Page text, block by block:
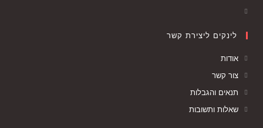
לינקים ליצירת קשר
אודות
צור קשר
תנאים והגבלות
שאלות ותשובות